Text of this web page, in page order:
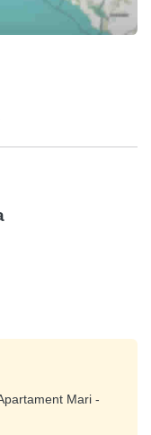
Mari -